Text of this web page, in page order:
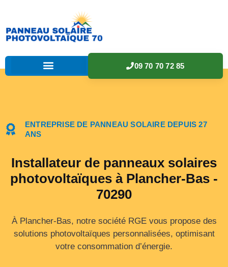
09 70 70 72 85
ENTREPRISE DE PANNEAU SOLAIRE DEPUIS 27
ANS
Installateur de panneaux solaires
photovoltaïques à Plancher-Bas -
70290
À Plancher-Bas, notre société RGE vous propose des
solutions photovoltaïques personnalisées, optimisant
votre consommation d’énergie.